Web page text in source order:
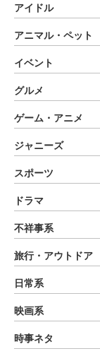
アイドル
アニマル・ペット
イベント
グルメ
ゲーム・アニメ
ジャニーズ
スポーツ
ドラマ
不祥事系
旅行・アウトドア
日常系
映画系
時事ネタ